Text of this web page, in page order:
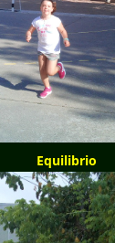
Equilibrio